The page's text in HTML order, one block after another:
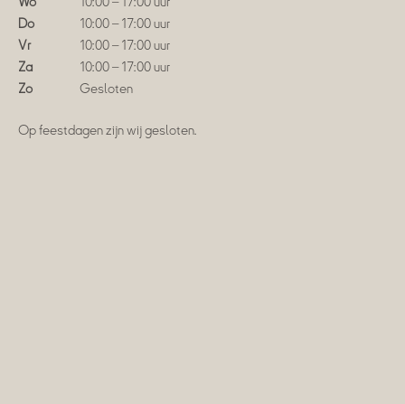
Do
10:00 – 17:00 uur
Vr
10:00 – 17:00 uur
Za
10:00 – 17:00 uur
Zo
Gesloten
Op feestdagen zijn wij gesloten.